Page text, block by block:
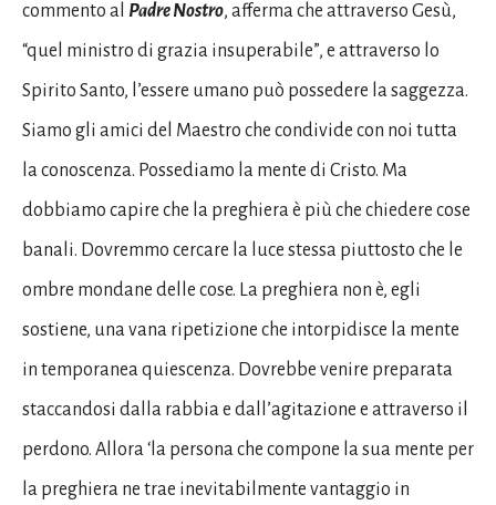
commento al Padre Nostro, afferma che attraverso Gesù,
“quel ministro di grazia insuperabile”, e attraverso lo
Spirito Santo, l’essere umano può possedere la saggezza.
Siamo gli amici del Maestro che condivide con noi tutta
la conoscenza. Possediamo la mente di Cristo. Ma
dobbiamo capire che la preghiera è più che chiedere cose
banali. Dovremmo cercare la luce stessa piuttosto che le
ombre mondane delle cose. La preghiera non è, egli
sostiene, una vana ripetizione che intorpidisce la mente
in temporanea quiescenza. Dovrebbe venire preparata
staccandosi dalla rabbia e dall’agitazione e attraverso il
perdono. Allora ‘la persona che compone la sua mente per
la preghiera ne trae inevitabilmente vantaggio in